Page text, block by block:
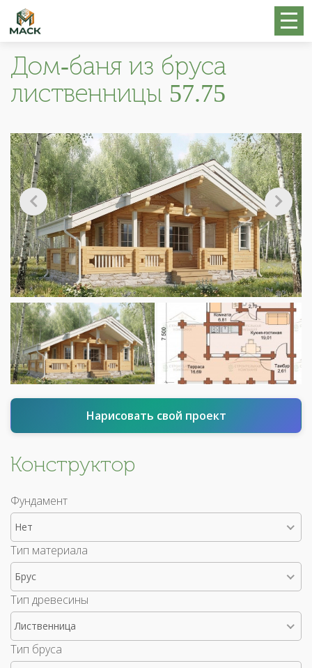
Дом-баня из бруса
лиственницы 57.75
Нарисовать свой проект
Конструктор
Фундамент
Нет
Тип материала
Брус
Тип древесины
Лиственница
Тип бруса